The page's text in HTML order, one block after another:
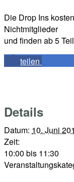
Die Drop Ins
Nichtmitglieder
und finden ab 5
teilen
Details
Datum: 10. Juni
Zeit:
10:00 bis 11:30